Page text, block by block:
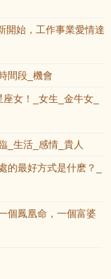
開始，工作事業愛情達
間段_機會
女！_女生_金牛女_
_生活_感情_貴人
的最好方式是什麽？_
個鳳凰命，一個富婆